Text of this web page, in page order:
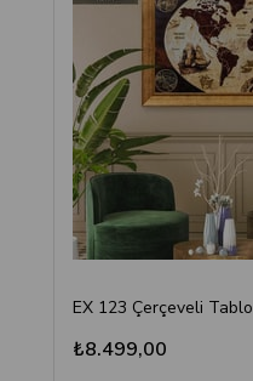
EX 123 Çerçeveli Tablo
₺8.499,00